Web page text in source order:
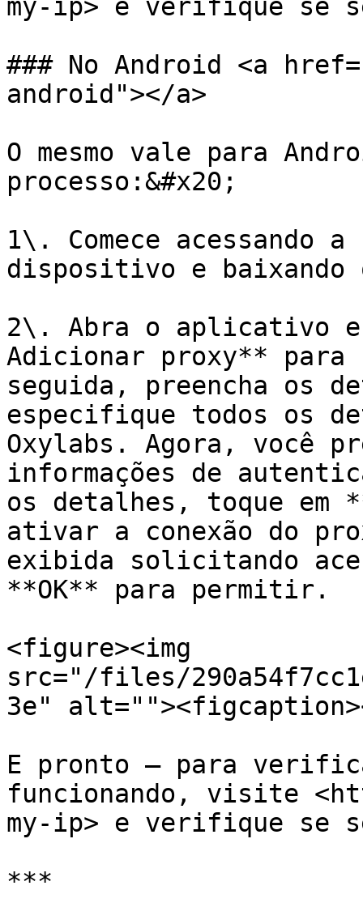
my-ip> e verifique se
### No Android <a
android"></a>
O mesmo vale para
processo:&#x20;
1\. Comece acessando
dispositivo e
2\. Abra o aplicativo
Adicionar proxy**
seguida, preencha os
especifique todos os
Oxylabs. Agora, você
informações de
os detalhes, toque
ativar a conexão do
exibida solicitando
**OK** para permitir.
<figure><img
src="/files/
3e"
E pronto – para
funcionando, visite
my-ip> e verifique se
***